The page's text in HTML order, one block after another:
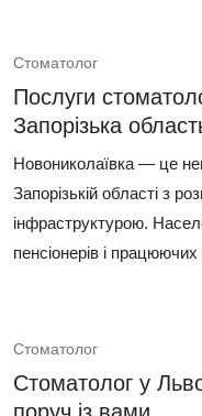
Стоматолог
Послуги
Запорізька
Новониколаївка — це
Запорізькій області з
інфраструктурою.
пенсіонерів і
Стоматолог
Стоматолог у